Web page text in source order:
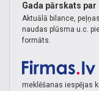
Gada pārskats par
Aktuālā bilance,
naudas plūsma u.c.
formāts.
meklēšanas iespējas